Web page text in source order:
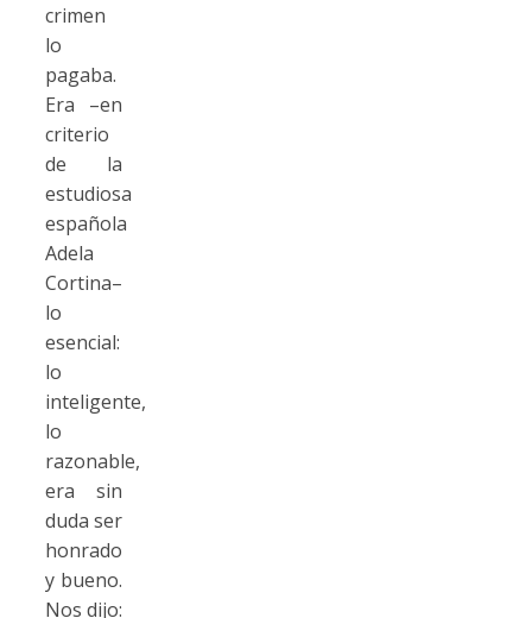
crimen
lo
pagaba.
Era –en
criterio
de la
estudiosa
española
Adela
Cortina–
lo
esencial:
lo
inteligente,
lo
razonable,
era sin
duda ser
honrado
y bueno.
Nos dijo: